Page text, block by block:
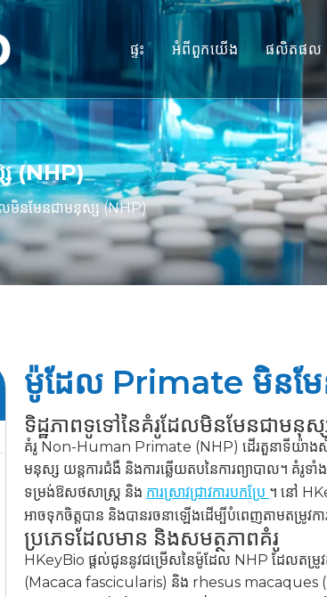
ផ្ទះ អំពីពួកយើង ផលិតផល
ម៉ូដែ
គំរូសត្
ជាលិ
ការវា
ឱសថក
ការគ
(NHP)
លមិនមែនជាមនុស្ស (NHP)
ម៉ូដែល Primate មិនម
ទិដ្ឋភាពទូទៅនៃគំរូដែលមិនមែនជាមនុ
គំរូ Non-Human Primate (NHP) ដើរតួនាទីយ៉ាងសំខា
មនុស្ស យន្តការជំងឺ និងការឆ្លើយតបនៃការព្យាបាល។ គំរូទាំង
ទម្រង់ឱសថសាស្រ្ត និង ការស្រាវជ្រាវការបកប្រែ ។ នៅ
អាចទុកចិត្តបាន និងបានរចនាឡើងដើម្បីបំពេញតាមតម្រូវ
ប្រភេទដែលមាន និងសមត្ថភាពគំរូ
HKeyBio ផ្តល់ជូននូវជម្រើសនៃម៉ូដែល NHP ដែលតម្រូ
(Macaca fascicularis) និង rhesus macaques